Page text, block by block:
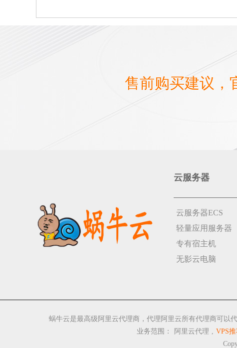
售前购买建议，
云服务器
云服务器ECS
轻量应用服务器
专有宿主机
无影云电脑
蜗牛云是最高级阿里云代理商，代理阿里云所有代理商可以
业务范围：
阿里云代理 , VPS推